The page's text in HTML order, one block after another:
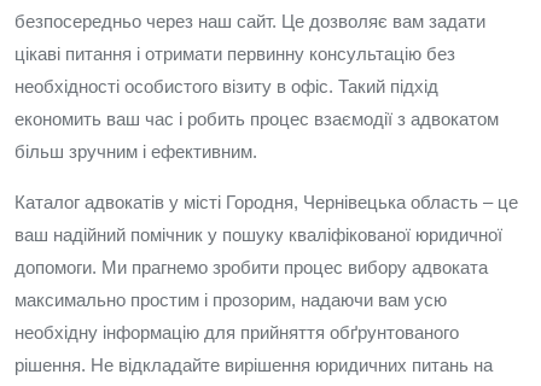
безпосередньо через наш сайт. Це дозволяє вам задати
цікаві питання і отримати первинну консультацію без
необхідності особистого візиту в офіс. Такий підхід
економить ваш час і робить процес взаємодії з адвокатом
більш зручним і ефективним.
Каталог адвокатів у місті Городня, Чернівецька область – це
ваш надійний помічник у пошуку кваліфікованої юридичної
допомоги. Ми прагнемо зробити процес вибору адвоката
максимально простим і прозорим, надаючи вам усю
необхідну інформацію для прийняття обґрунтованого
рішення. Не відкладайте вирішення юридичних питань на